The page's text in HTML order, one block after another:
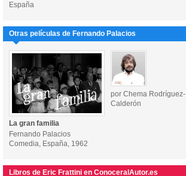
España
Otras películas de Fernando Palacios
por Chema Rodríguez-
Calderón
La gran familia
Fernando Palacios
Comedia, España, 1962
Libros de Eric Frattini en ConoceralAutor.es